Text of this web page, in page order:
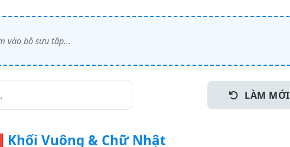
LÀM MỚI
Khối Vuông & Chữ Nhật